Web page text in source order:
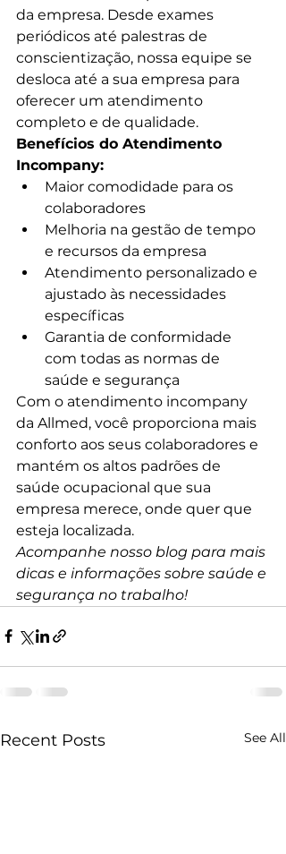
da empresa. Desde exames
periódicos até palestras de
conscientização, nossa equipe se
desloca até a sua empresa para
oferecer um atendimento
completo e de qualidade.
Benefícios do Atendimento
Incompany:
Maior comodidade para os
colaboradores
Melhoria na gestão de tempo
e recursos da empresa
Atendimento personalizado e
ajustado às necessidades
específicas
Garantia de conformidade
com todas as normas de
saúde e segurança
Com o atendimento incompany
da Allmed, você proporciona mais
conforto aos seus colaboradores e
mantém os altos padrões de
saúde ocupacional que sua
empresa merece, onde quer que
esteja localizada.
Acompanhe nosso blog para mais
dicas e informações sobre saúde e
segurança no trabalho!
Recent Posts See All